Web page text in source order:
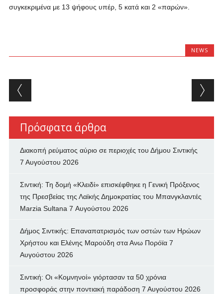
συγκεκριμένα με 13 ψήφους υπέρ, 5 κατά και 2 «παρών».
NEWS
Post navigation
Πρόσφατα άρθρα
Διακοπή ρεύματος αύριο σε περιοχές του Δήμου Σιντικής
7 Αυγούστου 2026
Σιντική: Τη δομή «Κλειδί» επισκέφθηκε η Γενική Πρόξενος
της Πρεσβείας της Λαϊκής Δημοκρατίας του Μπανγκλαντές
Marzia Sultana 7 Αυγούστου 2026
Δήμος Σιντικής: Επαναπατρισμός των oστών των Ηρώων
Χρήστου και Ελένης Μαρούδη στα Ανω Πορόϊα 7
Αυγούστου 2026
Σιντική: Οι «Κομνηνοί» γιόρτασαν τα 50 χρόνια
προσφοράς στην ποντιακή παράδοση 7 Αυγούστου 2026